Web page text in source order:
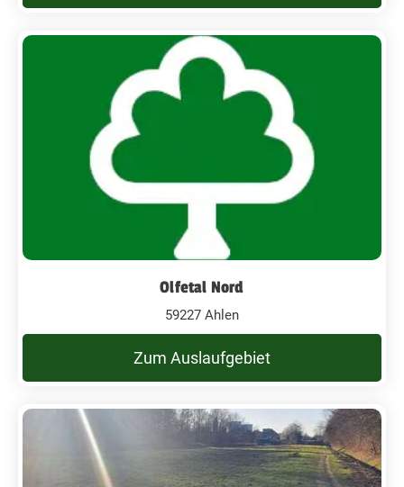
Olfetal Nord
59227 Ahlen
Zum Auslaufgebiet